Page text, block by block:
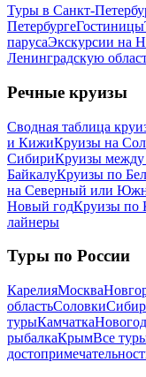
Туры в Санкт-
ПетербургеГостиницы
парусаЭкскурсии на
Ленинградскую
Речные круизы
Сводная таблица
и КижиКруизы на
СибириКруизы между
БайкалуКруизы по
на Северный или
Новый годКруизы по
лайнеры
Туры по России
КарелияМосква
областьСоловки
турыКамчатка
рыбалкаКрымВсе